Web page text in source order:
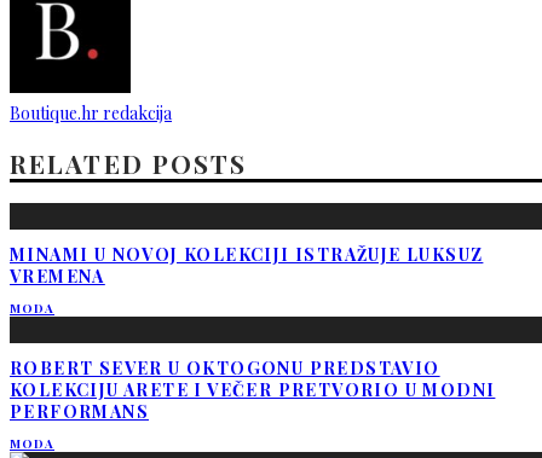
Boutique.hr redakcija
RELATED POSTS
MINAMI U NOVOJ KOLEKCIJI ISTRAŽUJE LUKSUZ
VREMENA
MODA
ROBERT SEVER U OKTOGONU PREDSTAVIO
KOLEKCIJU ARETE I VEČER PRETVORIO U MODNI
PERFORMANS
MODA